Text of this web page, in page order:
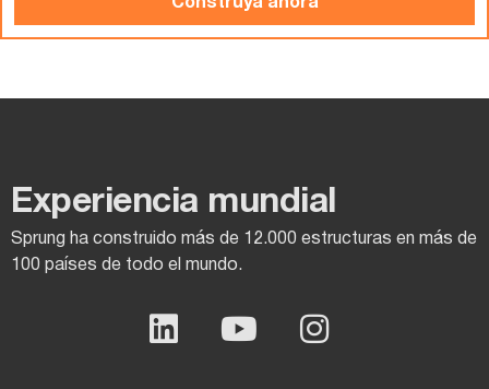
Construya ahora
Experiencia mundial
Sprung ha construido más de 12.000 estructuras en más de
100 países de todo el mundo.